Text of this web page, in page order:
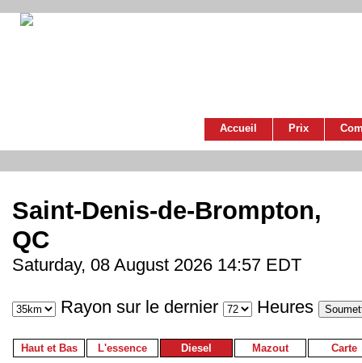
Accueil Prix
Saint-Denis-de-Brompton,
QC
Saturday, 08 August 2026 14:57 EDT
Rayon sur le dernier Heures
Haut et Bas L'essence Diesel Mazout Carte